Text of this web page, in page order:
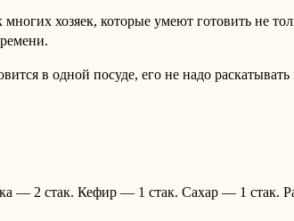
хозяек, которые умеют готовить не
в одной посуде, его не надо
— 2 стак. Кефир — 1 стак. Сахар — 1 стак.